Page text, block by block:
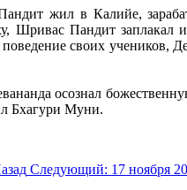
жил в Калийе,
Шривас Пандит
своих учеников,
осознал
Бхагури Муни.
Следующий: 17 ноября